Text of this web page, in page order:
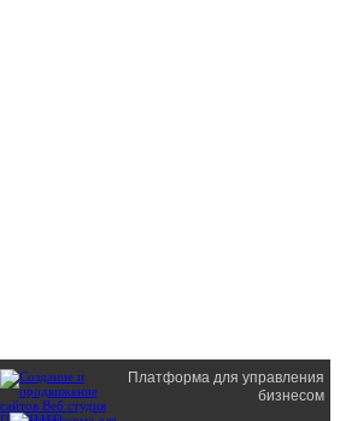
Платформа для управления
бизнесом